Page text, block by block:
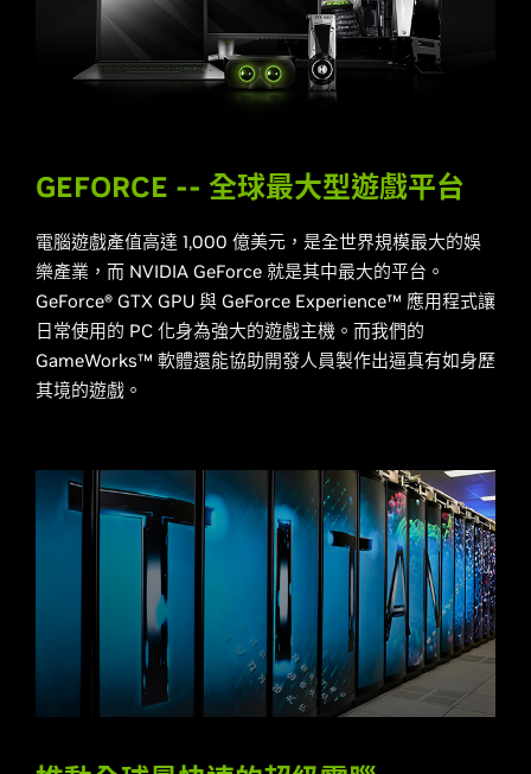
GEFORCE -- 全球最大型遊戲平台
電腦遊戲產值高達 1,000 億美元，是全世界規模最大的娛
樂產業，而 NVIDIA GeForce 就是其中最大的平台。
GeForce® GTX GPU 與 GeForce Experience™ 應用程式讓
日常使用的 PC 化身為強大的遊戲主機。而我們的
GameWorks™ 軟體還能協助開發人員製作出逼真有如身歷
其境的遊戲。